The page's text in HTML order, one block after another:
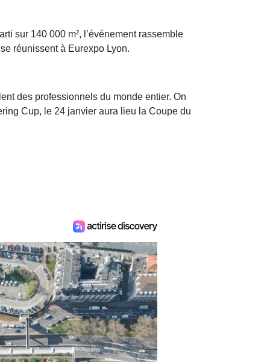
sur 140 000 m², l’événement rassemble
réunissent à Eurexpo Lyon.
des professionnels du monde entier. On
Cup, le 24 janvier aura lieu la Coupe du